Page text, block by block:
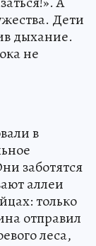
Дети
дыхание.
не
в
заботятся
аллеи
только
отправил
леса,